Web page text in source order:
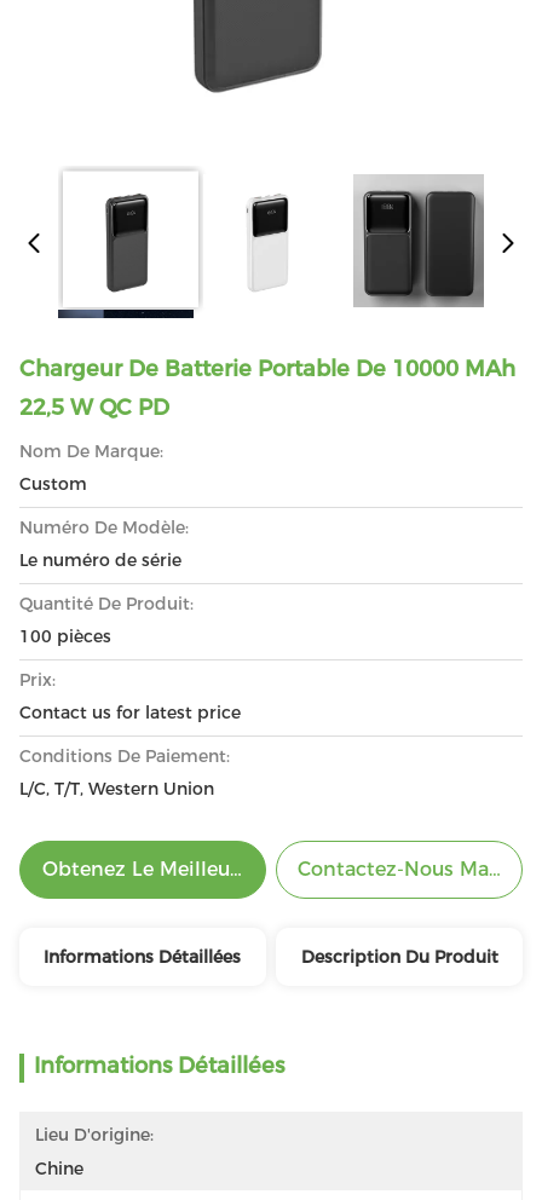
Chargeur De Batterie Portable De 10000 MAh
22,5 W QC PD
Nom De Marque:
Custom
Numéro De Modèle:
Le numéro de série
Quantité De Produit:
100 pièces
Prix:
Contact us for latest price
Conditions De Paiement:
L/C, T/T, Western Union
Obtenez Le Meilleur Prix Contactez-Nous
Informations Détaillées Description Du Produit
Informations Détaillées
Lieu D'origine:
Chine